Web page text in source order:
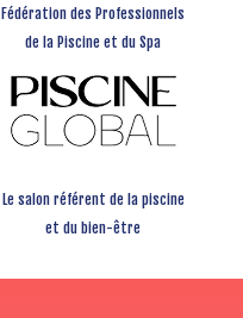
Fédération des Professionnels
de la Piscine et du Spa
Le salon référent de la piscine
et du bien-être